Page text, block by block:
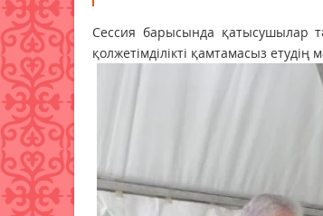
Сессия барысында қатысушылар
қолжетімділікті қамтамасыз